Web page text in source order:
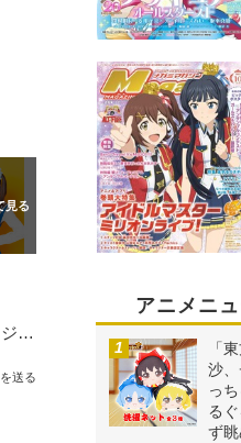
「高橋李依・上田麗奈 仕事で会えないからラジオはじめました。」10月22日にイベント開催決定！ Lynn、雨宮天がゲスト出演
送る
アニメニ
「
沙
っ
る
ず